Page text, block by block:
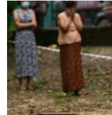
ကျော်
ကြည့်
ရန်
ပင်မ
ညွန်း
စာမျက်နှာ
အမေရိကန်သုံးအီဒီယံ
မကြေးမုံရဲ့ အင်္ဂလိပ်စာ
ရုပ်ရှင်ထဲက အင်္ဂလိပ်စာ
သုတပဒေသာ အင်္ဂလိပ်စာ
အပတ်စဉ်ကဏ္ဍများ
ရေဒီယို
တီဗွီ
ရေဒီယိုနှင့်ရုပ်သံ အချက်
ရေဒီယို/တီဗွီအစီအစဉ်
Learning English